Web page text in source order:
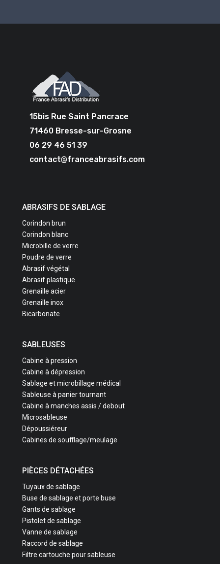
15bis Rue Saint Pancrace
71460 Bresse-sur-Grosne
06 29 46 51 39
contact@franceabrasifs.com
ABRASIFS DE SABLAGE
Corindon brun
Corindon blanc
Microbille de verre
Poudre de verre
Abrasif végétal
Abrasif plastique
Grenaille acier
Grenaille inox
Bicarbonate
SABLEUSES
Cabine à pression
Cabine à dépression
Sablage et microbillage médical
Sableuse à panier tournant
Cabine à manches assis / debout
Microsableuse
Dépoussiéreur
Cabines de soufflage/meulage
PIÈCES DÉTACHÉES
Tuyaux de sablage
Buse de sablage et porte buse
Gants de sablage
Pistolet de sablage
Vanne de sablage
Raccord de sablage
Filtre cartouche pour sableuse